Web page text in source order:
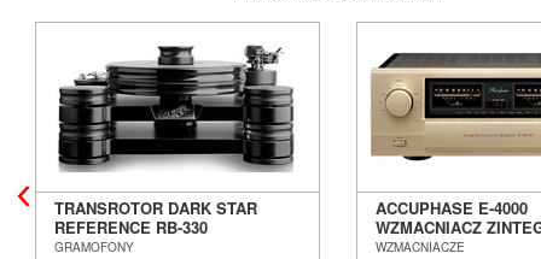
TRANSROTOR DARK STAR
REFERENCE RB-330
GRAMOFON ANALOGOWY
GRAMOFONY
ACCUPHASE E-4000
WZMACNIACZ
SALON POZNAŃ
WZMACNIACZE